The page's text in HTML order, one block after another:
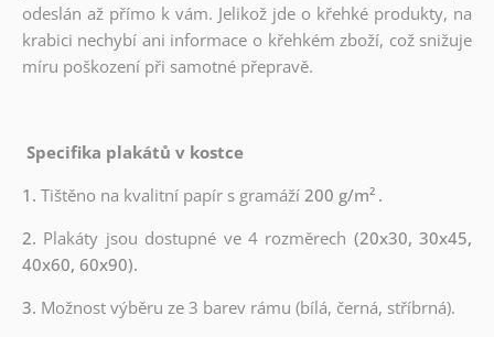
odeslán až přímo k vám. Jelikož jde o křehké produkty, na
krabici nechybí ani informace o křehkém zboží, což snižuje
míru poškození při samotné přepravě.
Specifika plakátů v kostce
1. Tištěno na kvalitní papír s gramáží200 g/m² .
2. Plakáty jsou dostupné ve 4 rozměrech (20x30, 30x45,
40x60, 60x90).
3. Možnost výběru ze 3 barev rámu (bílá, černá, stříbrná).